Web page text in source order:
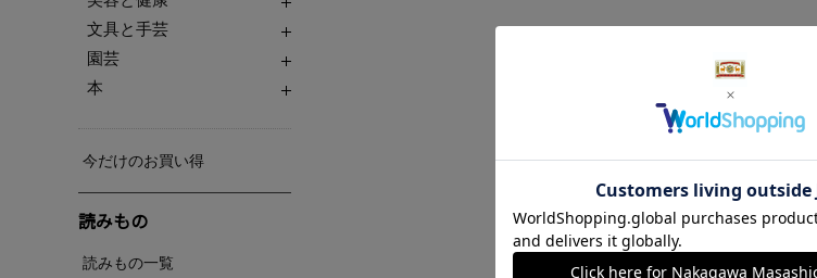
文具と手芸
園芸
本
今だけのお買い得
読みもの
読みもの一覧